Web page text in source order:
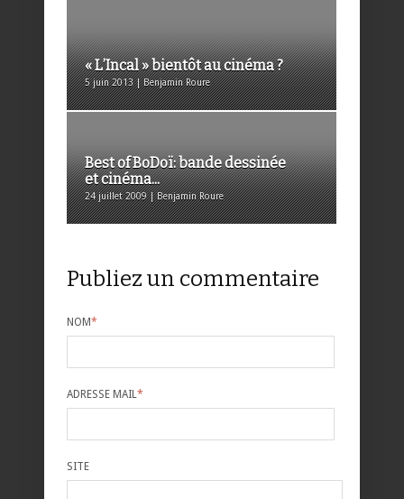
« L’Incal » bientôt au cinéma ?
5 juin 2013 | Benjamin Roure
Best of BoDoï: bande dessinée
et cinéma...
24 juillet 2009 | Benjamin Roure
Publiez un commentaire
NOM*
ADRESSE MAIL *
SITE